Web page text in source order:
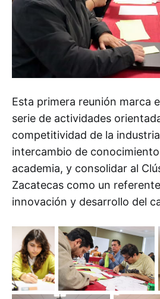
Esta primera reunión marca
serie de actividades
competitividad de la
intercambio de
academia, y consolidar al
Zacatecas como un
innovación y desarrollo del